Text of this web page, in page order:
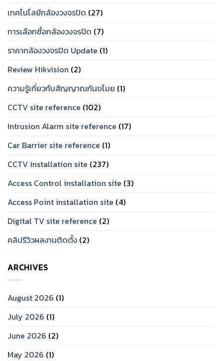
เทคโนโลยีกล้องวงจรปิด (27)
การเลือกซื้อกล้องวงจรปิด (7)
ราคากล้องวงจรปิด Update (1)
Review Hikvision (2)
ความรู้เกี่ยวกับสัญญาณกันขโมย (1)
CCTV site reference (102)
Intrusion Alarm site reference (17)
Car Barrier site reference (1)
CCTV installation site (237)
Access Control installation site (3)
Access Point installation site (4)
Digital TV site reference (2)
คลิปรีวิวผลงานติดตั้ง (2)
ARCHIVES
August 2026 (1)
July 2026 (1)
June 2026 (2)
May 2026 (1)